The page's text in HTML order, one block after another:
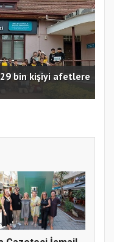
bin kişiyi afetlere